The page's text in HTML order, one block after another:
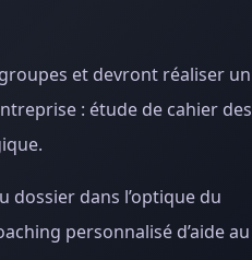
et devront réaliser un
: étude de cahier des
dossier dans l’optique du
personnalisé d’aide au